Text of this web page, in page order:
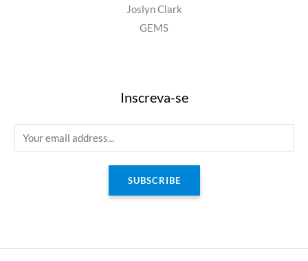
Joslyn Clark
GEMS
Inscreva-se
m
SUBSCRIBE